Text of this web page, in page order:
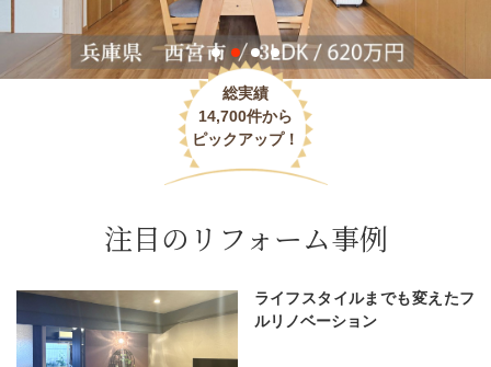
総実績
14,700件から
ピックアップ！
注目のリフォーム事例
ライフスタイルまでも変えたフ
ルリノベーション